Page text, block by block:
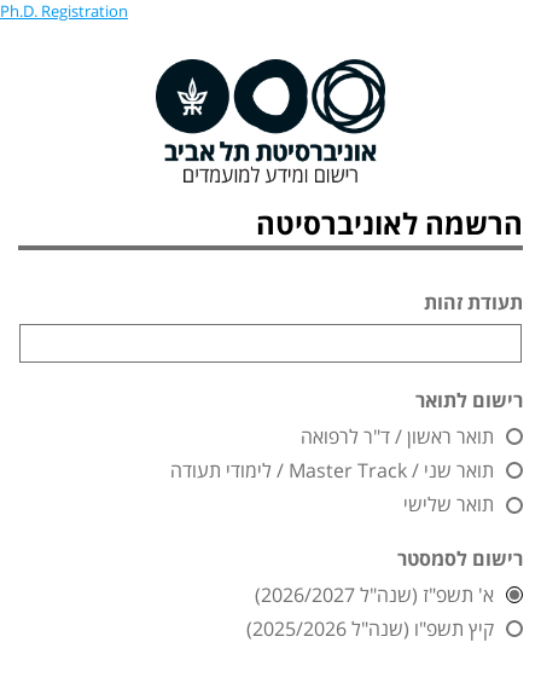
Ph.D. Registration
הרשמה לאוניברסיטה
תעודת זהות
רישום לתואר
תואר ראשון / ד"ר לרפואה
תואר שני / Master Track / לימודי תעודה
תואר שלישי
רישום לסמסטר
א' תשפ"ז (שנה"ל 2026/2027)
קיץ תשפ"ו (שנה"ל 2025/2026)